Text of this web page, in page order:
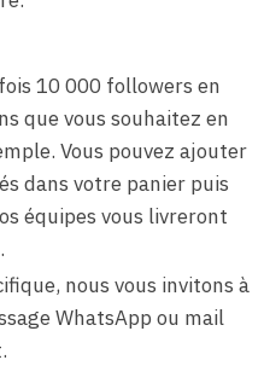
10 000 followers en
que vous souhaitez en
Vous pouvez ajouter
dans votre panier puis
équipes vous livreront
nous vous invitons à
WhatsApp ou mail